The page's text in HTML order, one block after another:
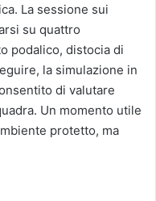
La sessione sui
su quattro
podalico, distocia di
la simulazione in
di valutare
Un momento utile
protetto, ma